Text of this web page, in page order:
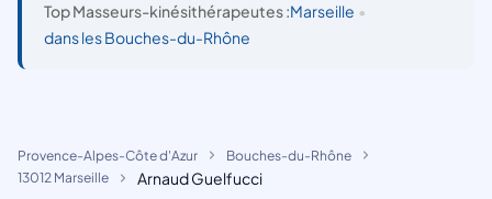
Top Masseurs-kinésithérapeutes :Marseille •
dans les Bouches-du-Rhône
Provence-Alpes-Côte d'Azur
Bouches-du-Rhône
13012 Marseille
Arnaud Guelfucci